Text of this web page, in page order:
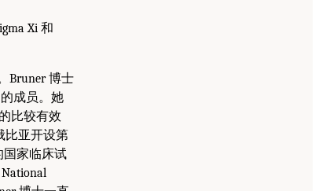
Xi 和
Bruner 博士
成员。她
比较有效
比亚开设第
国家临床试